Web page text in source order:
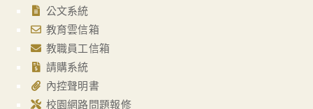
公文系統
教育雲信箱
教職員工信箱
請購系統
內控聲明書
校園網路問題報修